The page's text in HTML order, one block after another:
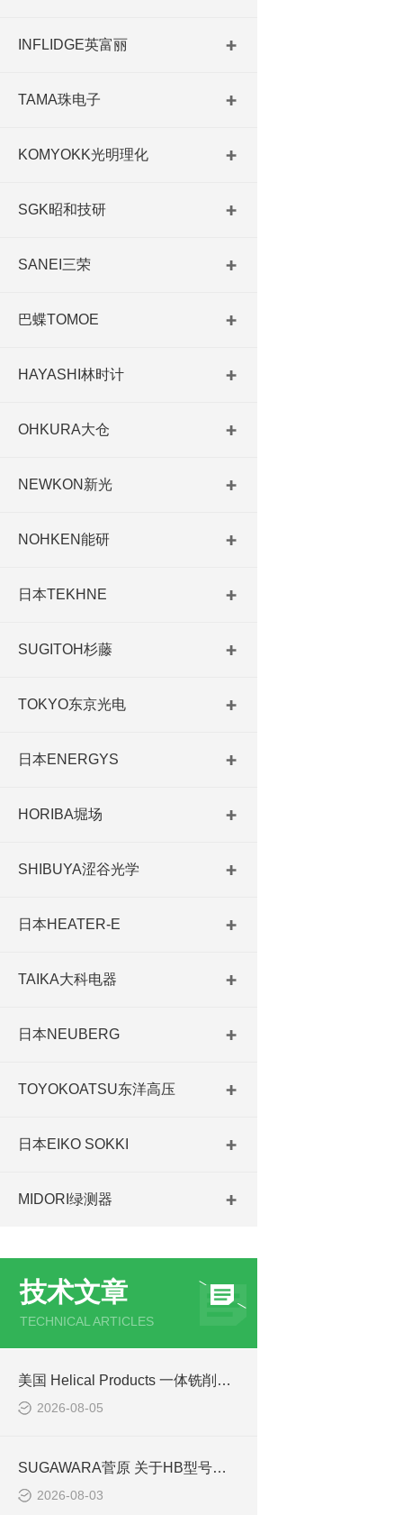
INFLIDGE英富丽
TAMA珠电子
KOMYOKK光明理化
SGK昭和技研
SANEI三荣
巴蝶TOMOE
HAYASHI林时计
OHKURA大仓
NEWKON新光
NOHKEN能研
日本TEKHNE
SUGITOH杉藤
TOKYO东京光电
日本ENERGYS
HORIBA堀场
SHIBUYA涩谷光学
日本HEATER-E
TAIKA大科电器
日本NEUBERG
TOYOKOATSU东洋高压
日本EIKO SOKKI
MIDORI绿测器
技术文章
TECHNICAL ARTICLES
美国 Helical Products 一体铣削螺旋槽柔性联轴器技术与选型
2026-08-05
SUGAWARA菅原 关于HB型号的故障和失效
2026-08-03